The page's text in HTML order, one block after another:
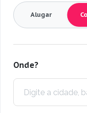
Alugar
Onde?